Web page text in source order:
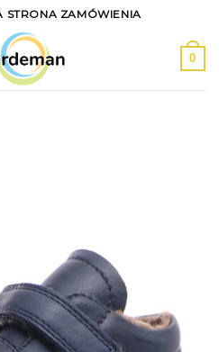
STRONA ZAMÓWIENIA
0